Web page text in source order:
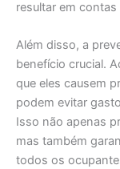
resultar em
Além disso, a
benefício crucial.
que eles causem
podem evitar
Isso não apenas
mas também
todos os